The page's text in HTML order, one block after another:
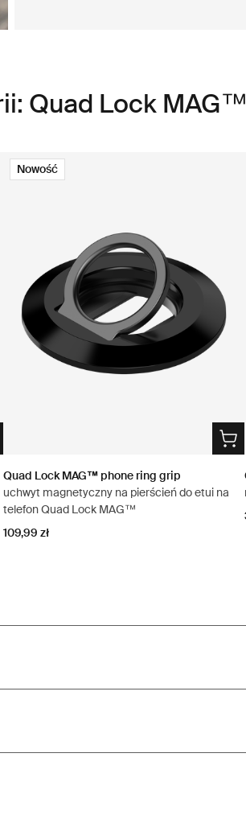
Quad Lock
Nowość
Quad Lock MAG™ phone ring grip
uchwyt magnetyczny na pierścień do etui na
telefon Quad Lock MAG™
109,99 zł